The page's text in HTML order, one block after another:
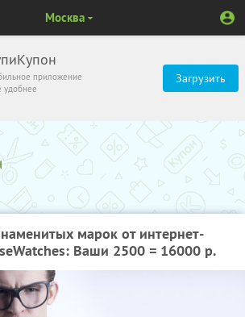
приложение
удобнее
Загрузить
Москва
марок от интернет-
Ваши 2500 = 16000 р.